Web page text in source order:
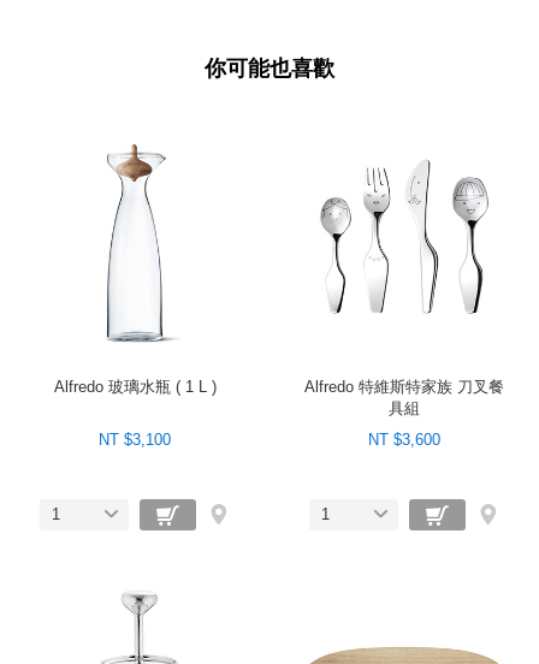
你可能也喜歡
Alfredo 玻璃水瓶 ( 1 L )
NT $3,100
1
Alfredo 特維斯特家族 刀叉餐
具組
NT $3,600
1